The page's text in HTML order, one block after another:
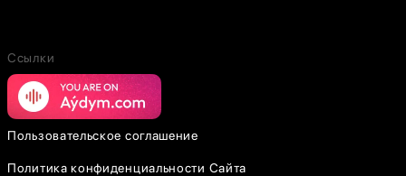
Ссылки
Пользовательское соглашение
Политика конфиденциальности Сайта